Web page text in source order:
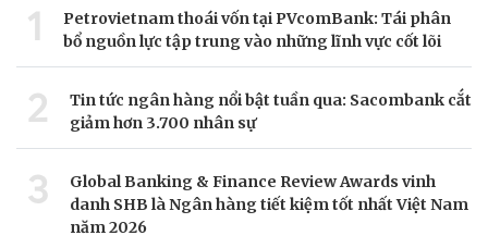
1
Petrovietnam thoái vốn tại PVcomBank: Tái phân
bổ nguồn lực tập trung vào những lĩnh vực cốt lõi
2
Tin tức ngân hàng nổi bật tuần qua: Sacombank cắt
giảm hơn 3.700 nhân sự
3
Global Banking & Finance Review Awards vinh
danh SHB là Ngân hàng tiết kiệm tốt nhất Việt Nam
năm 2026